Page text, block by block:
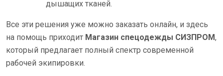
дышащих тканей.
Все эти решения уже можно заказать онлайн, и здесь
на помощь приходит Магазин спецодежды СИЗПРОМ,
который предлагает полный спектр современной
рабочей экипировки.